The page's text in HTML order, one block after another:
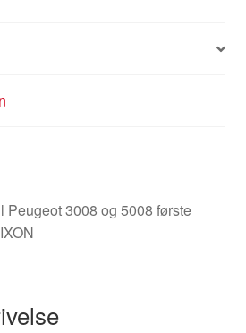
Peugeot 3008 og 5008 første